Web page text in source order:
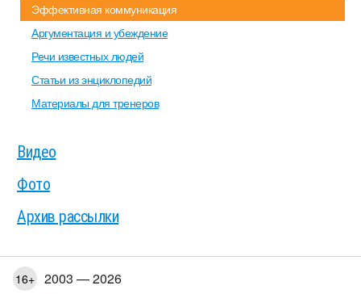
Эффективная коммуникация
Аргументация и убеждение
Речи известных людей
Статьи из энциклопедий
Материалы для тренеров
Видео
Фото
Архив рассылки
16+ 2003 — 2026